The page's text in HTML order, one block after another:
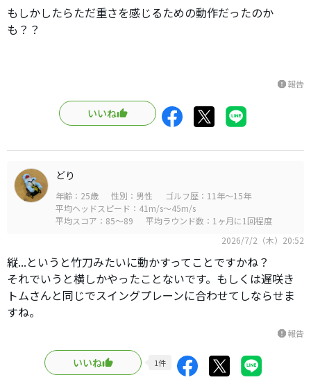
もしかしたらただ重さを感じるための動作だったのか
も？？
report報告
いいね
どり
年齢：25歳 性別：男性
ゴルフ歴：11年～15年
平均ヘッドスピード：41m/s～45m/s
平均スコア：85～89
平均ラウンド数：1ヶ月に1回程度
2026/7/2（木）20:52
縦...というと竹刀みたいに動かすってことですかね？
それでいうと横しかやったことないです。もしくは遅咲き
トムさんと同じでスイングプレーンに合わせてしならせま
すね。
report報告
いいね 1件